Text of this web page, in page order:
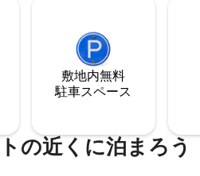
敷地内無料
駐⁠車ス⁠ペ⁠ー⁠ス
の近くに泊まろう